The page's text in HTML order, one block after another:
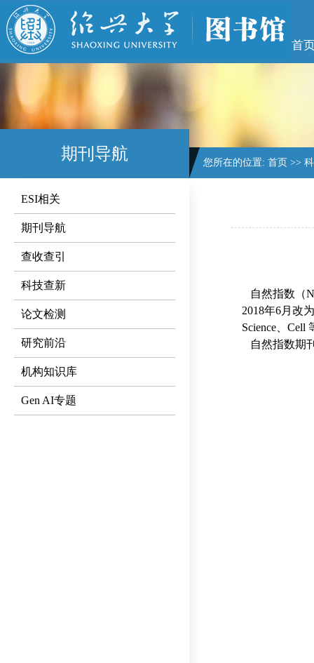
首
期刊导航 您所在的位置: 首页 >>
ESI相关
期刊导航
查收查引
科技查新
论文检测
研究前沿
机构知识库
Gen AI专题
自然指数（
2018年6月改为
Science
Cell
自然指数期